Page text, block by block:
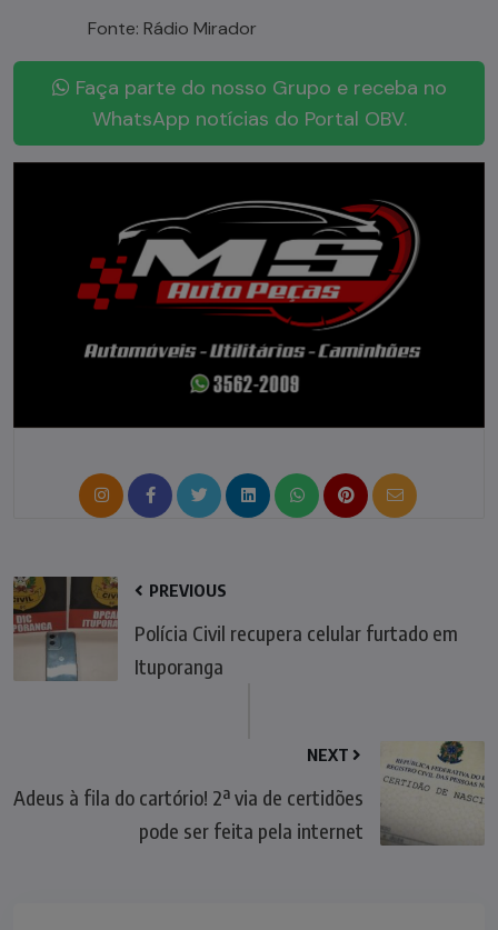
Fonte: Rádio Mirador
Faça parte do nosso Grupo e receba no
WhatsApp notícias do Portal OBV.
PREVIOUS
Polícia Civil recupera celular furtado em
Ituporanga
NEXT
Adeus à fila do cartório! 2ª via de certidões
pode ser feita pela internet